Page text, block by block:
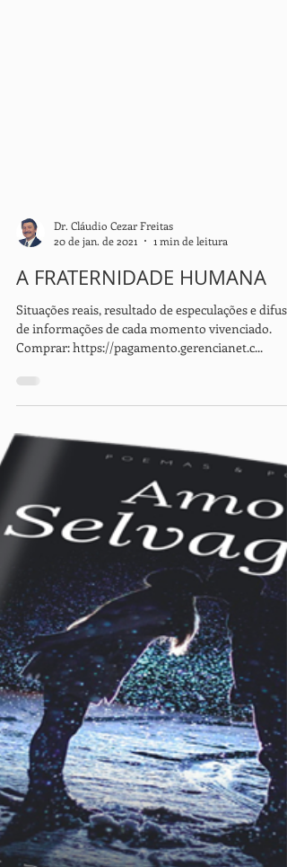
Dr. Cláudio Cezar Freitas
20 de jan. de 2021
1 min de leitura
A FRATERNIDADE HUMANA
Situações reais, resultado de especulações e
Comprar: https://pagamento.gerencianet.c...